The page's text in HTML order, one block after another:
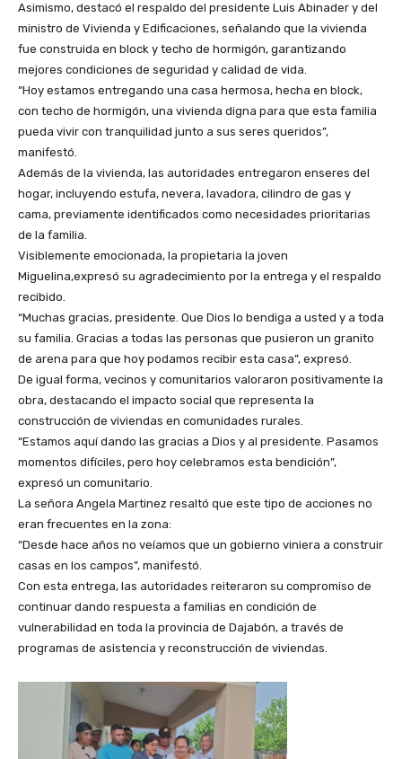
Asimismo, destacó el respaldo del presidente Luis Abinader y del
ministro de Vivienda y Edificaciones, señalando que la vivienda
fue construida en block y techo de hormigón, garantizando
mejores condiciones de seguridad y calidad de vida.
“Hoy estamos entregando una casa hermosa, hecha en block,
con techo de hormigón, una vivienda digna para que esta familia
pueda vivir con tranquilidad junto a sus seres queridos”,
manifestó.
Además de la vivienda, las autoridades entregaron enseres del
hogar, incluyendo estufa, nevera, lavadora, cilindro de gas y
cama, previamente identificados como necesidades prioritarias
de la familia.
Visiblemente emocionada, la propietaria la joven
Miguelina,expresó su agradecimiento por la entrega y el respaldo
recibido.
“Muchas gracias, presidente. Que Dios lo bendiga a usted y a toda
su familia. Gracias a todas las personas que pusieron un granito
de arena para que hoy podamos recibir esta casa”, expresó.
De igual forma, vecinos y comunitarios valoraron positivamente la
obra, destacando el impacto social que representa la
construcción de viviendas en comunidades rurales.
“Estamos aquí dando las gracias a Dios y al presidente. Pasamos
momentos difíciles, pero hoy celebramos esta bendición”,
expresó un comunitario.
La señora Angela Martinez resaltó que este tipo de acciones no
eran frecuentes en la zona:
“Desde hace años no veíamos que un gobierno viniera a construir
casas en los campos”, manifestó.
Con esta entrega, las autoridades reiteraron su compromiso de
continuar dando respuesta a familias en condición de
vulnerabilidad en toda la provincia de Dajabón, a través de
programas de asistencia y reconstrucción de viviendas.